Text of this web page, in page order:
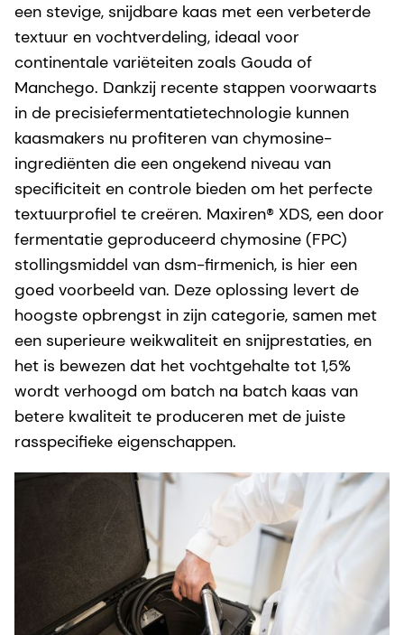
een stevige, snijdbare kaas met een verbeterde
textuur en vochtverdeling, ideaal voor
continentale variëteiten zoals Gouda of
Manchego. Dankzij recente stappen voorwaarts
in de precisiefermentatietechnologie kunnen
kaasmakers nu profiteren van chymosine-
ingrediënten die een ongekend niveau van
specificiteit en controle bieden om het perfecte
textuurprofiel te creëren. Maxiren® XDS, een door
fermentatie geproduceerd chymosine (FPC)
stollingsmiddel van dsm-firmenich, is hier een
goed voorbeeld van. Deze oplossing levert de
hoogste opbrengst in zijn categorie, samen met
een superieure weikwaliteit en snijprestaties, en
het is bewezen dat het vochtgehalte tot 1,5%
wordt verhoogd om batch na batch kaas van
betere kwaliteit te produceren met de juiste
rasspecifieke eigenschappen.